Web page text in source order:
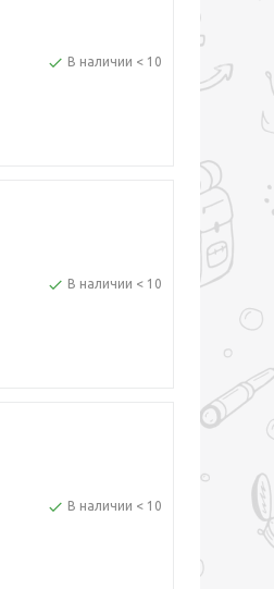
В наличии < 10
В наличии < 10
В наличии < 10